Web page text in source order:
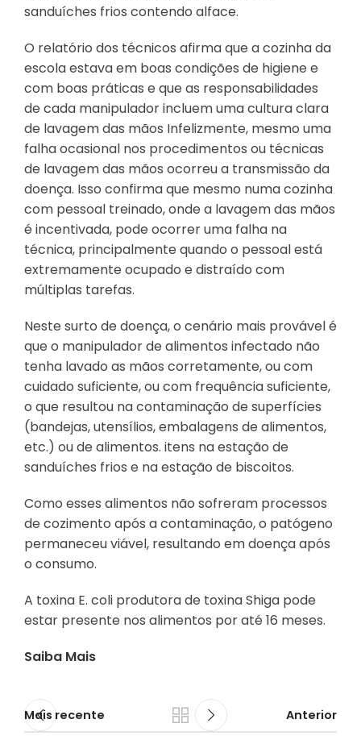
sanduíches frios contendo alface.
O relatório dos técnicos afirma que a cozinha da
escola estava em boas condições de higiene e
com boas práticas e que as responsabilidades
de cada manipulador incluem uma cultura clara
de lavagem das mãos Infelizmente, mesmo uma
falha ocasional nos procedimentos ou técnicas
de lavagem das mãos ocorreu a transmissão da
doença. Isso confirma que mesmo numa cozinha
com pessoal treinado, onde a lavagem das mãos
é incentivada, pode ocorrer uma falha na
técnica, principalmente quando o pessoal está
extremamente ocupado e distraído com
múltiplas tarefas.
Neste surto de doença, o cenário mais provável é
que o manipulador de alimentos infectado não
tenha lavado as mãos corretamente, ou com
cuidado suficiente, ou com frequência suficiente,
o que resultou na contaminação de superfícies
(bandejas, utensílios, embalagens de alimentos,
etc.) ou de alimentos. itens na estação de
sanduíches frios e na estação de biscoitos.
Como esses alimentos não sofreram processos
de cozimento após a contaminação, o patógeno
permaneceu viável, resultando em doença após
o consumo.
A toxina E. coli produtora de toxina Shiga pode
estar presente nos alimentos por até 16 meses.
Saiba Mais
Mais recente Anterior